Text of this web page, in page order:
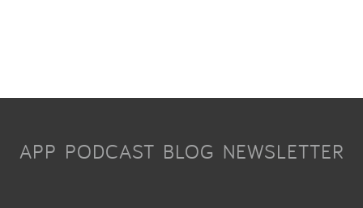
APP PODCAST BLOG NEWSLETTER